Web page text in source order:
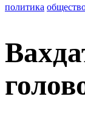
политика